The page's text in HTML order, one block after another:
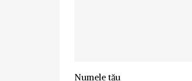
Numele tău